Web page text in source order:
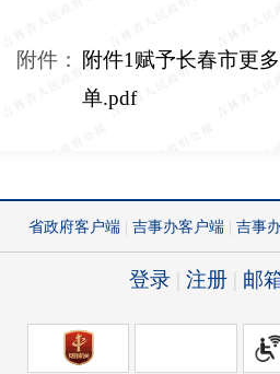
附件： 附件1赋予长春市更
单.pdf